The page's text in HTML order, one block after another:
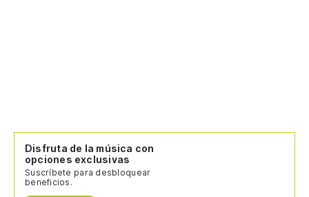
Disfruta de la música con
opciones exclusivas
Suscríbete para desbloquear
beneficios.